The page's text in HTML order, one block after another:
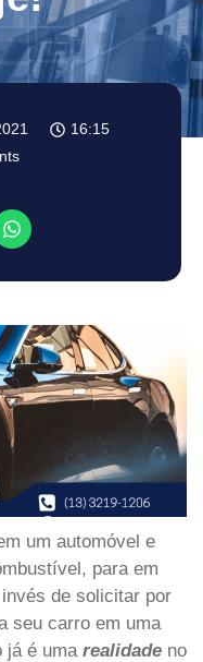
16:15
um automóvel e
para em
de solicitar por
seu carro em uma
já é uma realidade no